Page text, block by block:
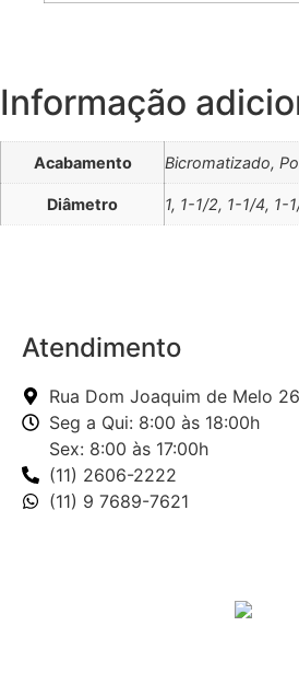
Informação
Acabamento Bicromatizado,
Diâmetro 1, 1-1/2, 1-1/4,
Atendimento
Rua Dom Joaquim de Melo
Seg a Qui: 8:00 às 18:00h
Sex: 8:00 às 17:00h
(11) 2606-2222
(11) 9 7689-7621